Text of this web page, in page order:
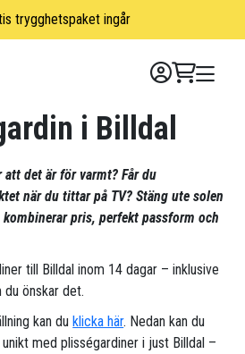
trygghetspaket ingår
i Billdal
det är för varmt? Får du
när du tittar på TV? Stäng ute solen
pris, perfekt passform och
till Billdal inom 14 dagar – inklusive
önskar det.
kan duklicka här. Nedan kan du
med plisségardiner i just Billdal –